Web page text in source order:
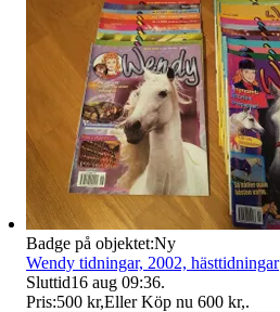
Badge på objektet:Ny
Wendy tidningar, 2002, hästtidningar
Sluttid16 aug 09:36.
Pris:500 kr,Eller Köp nu 600 kr,.